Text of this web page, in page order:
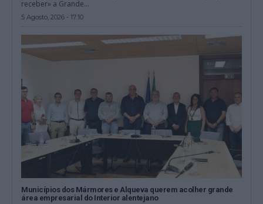
receber» a Grande...
5 Agosto, 2026 - 17:10
Municípios dos Mármores e Alqueva querem acolher grande
área empresarial do Interior alentejano